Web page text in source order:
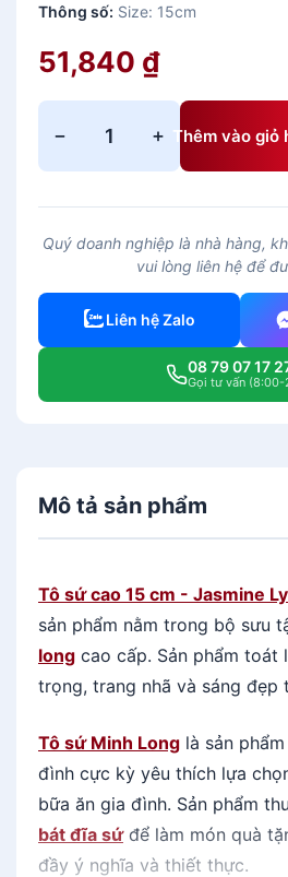
Thông số: Size: 15cm
51,840 ₫
−
ô
c
o
5
m
s
m
n
e
L
y
'
-
T
r
ắ
n
+ Thêm vào giỏ
Quý doanh nghiệp là nhà hàng,
vui lòng liên hệ để
Liên hệ Zalo
08 79 07 17
Gọi tư vấn (8:00-
Mô tả sản phẩm
Tô sứ cao 15 cm - Jasmine
sản phẩm nằm trong bộ sưu
long cao cấp. Sản phẩm toát
trọng, trang nhã và sáng đẹp
Tô sứ Minh Long là sản
đình cực kỳ yêu thích lựa
bữa ăn gia đình. Sản phẩm
bát đĩa sứ để làm món quà
đầy ý nghĩa và thiết thực.